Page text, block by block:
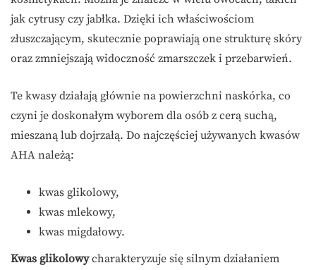
jak cytrusy czy jabłka. Dzięki ich właściwościom
złuszczającym, skutecznie poprawiają one strukturę skóry
oraz zmniejszają widoczność zmarszczek i przebarwień.
Te kwasy działają głównie na powierzchni naskórka, co
czyni je doskonałym wyborem dla osób z cerą suchą,
mieszaną lub dojrzałą. Do najczęściej używanych kwasów
AHA należą:
kwas glikolowy,
kwas mlekowy,
kwas migdałowy.
Kwas glikolowycharakteryzuje się silnym działaniem